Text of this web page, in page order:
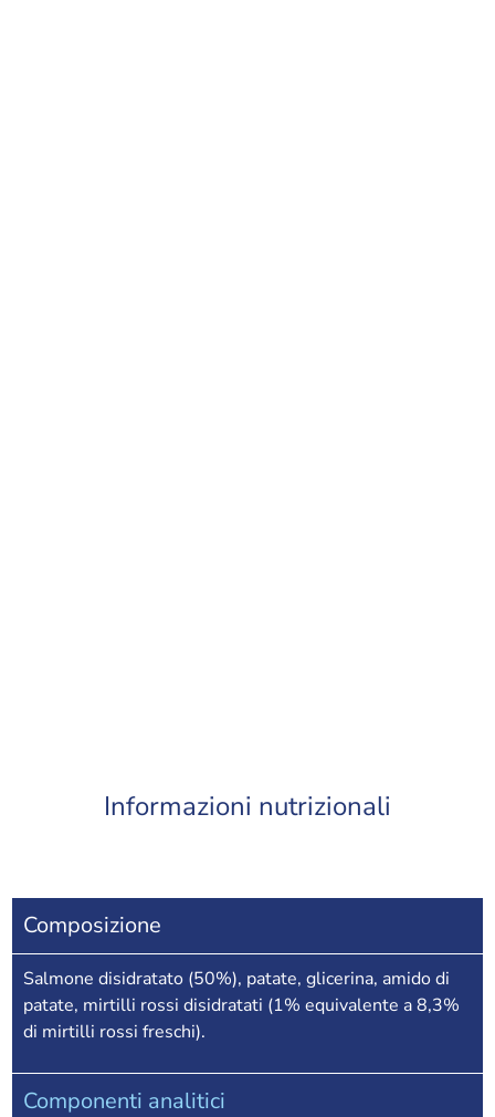
Informazioni nutrizionali
Composizione
Salmone disidratato (50%), patate, glicerina, amido di
patate, mirtilli rossi disidratati (1% equivalente a 8,3%
di mirtilli rossi freschi).
Componenti analitici